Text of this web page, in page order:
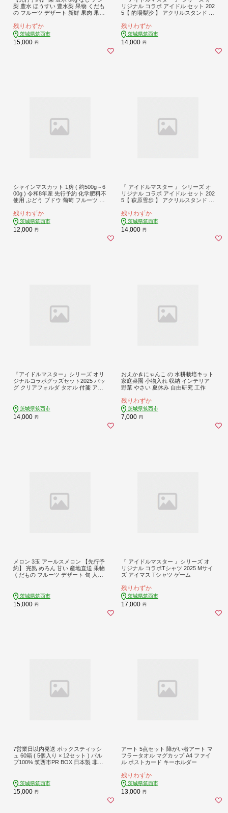
梨 豊水 ほうすい 豊水梨 果物 くだも
の フルーツ デザート 新鮮 果肉 果汁
ナシ フルーツ 豊水 旬 豊水 梨 ナシ
ほうすいなし 甘い みずみずしい 202
6年産 特産品 産地直送 農家直送 お取
り寄せ たけうち農園 茨城県 筑西市
残りわずか
茨城県筑西市
15,000 円
リジナル コラボ アイドル セット 202
5【 的場梨沙 】 アクリルスタンド キ
ム
残りわずか
茨城県筑西市
14,000 円
シャインマスカット 1房 ( 約500g～6
00g ) 令和8年産 先行予約 化学肥料不
使用 ぶどう ブドウ 葡萄 フルーツ ハ
残りわずか
茨城県筑西市
12,000 円
『 アイドルマスター 』 シリーズ オ
リジナル コラボ アイドル セット 202
5【 萩原雪歩 】 アクリルスタンド キ
ム
残りわずか
茨城県筑西市
14,000 円
『アイドルマスター』シリーズ オリ
ジナルコラボグッズセット2025 バッ
グ クリアフォルダ タオル 付箋 アイ
茨城県筑西市
14,000 円
おえかきにゃんこ の 水耕栽培キット
家庭菜園 小物入れ 収納 インテリア
野菜 やさい 夏休み 自由研究 工作
残りわずか
茨城県筑西市
7,000 円
メロン 3玉 アールスメロン 【先行予
約】 完熟 めろん 甘い 産地直送 果物
くだもの フルーツ デザート 旬 人気
特産品 期間限定 数量限定 関東 茨城
筑西 2026年産
茨城県筑西市
15,000 円
『 アイドルマスター 』シリーズ オ
リジナル コラボTシャツ 2025 Mサイ
ズ アイマス Tシャツ ゲーム
残りわずか
茨城県筑西市
17,000 円
7営業日以内発送 ボックスティッシ
ュ 60箱 ( 5個入り × 12セット ) パル
プ100% 筑西市PR BOX 日本製 非売
防災 備蓄 常備品 生活必需品 備蓄 ペ
ーパー 紙 まとめ買い スピード配送
スピード発送 関東 茨城県 茨城 筑西
茨城県筑西市
15,000 円
アート 5点セット 障がい者アート マ
フラータオル マグカップ A4 ファイ
ル ポストカード キーホルダー
残りわずか
茨城県筑西市
13,000 円